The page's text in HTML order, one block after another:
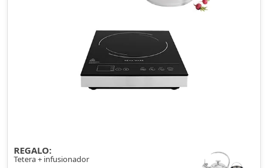
REGALO:
Tetera + infusionador